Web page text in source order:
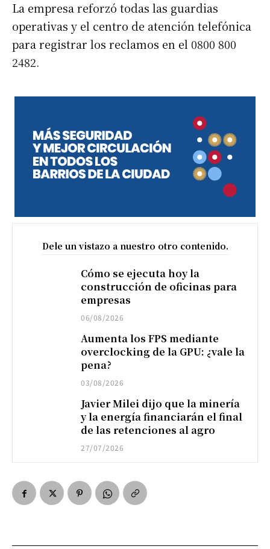
La empresa reforzó todas las guardias
operativas y el centro de atención telefónica
para registrar los reclamos en el 0800 800
2482.
Dele un vistazo a nuestro otro contenido.
Cómo se ejecuta hoy la
construcción de oficinas para
empresas
06/08/2026
Aumenta los FPS mediante
overclocking de la GPU: ¿vale la
pena?
03/08/2026
Javier Milei dijo que la minería
y la energía financiarán el final
de las retenciones al agro
27/07/2026